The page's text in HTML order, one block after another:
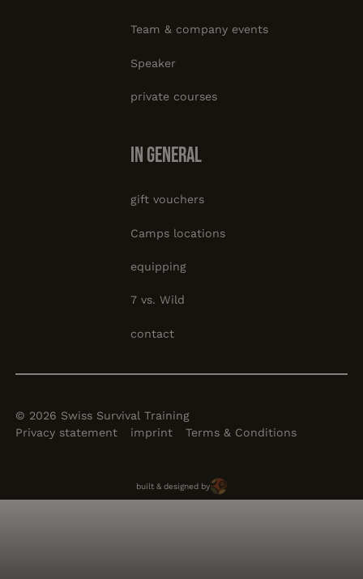
Team & company events
Speaker
private courses
In general
gift vouchers
Camps locations
equipping
7 vs. Wild
contact
© 2026 Swiss Survival Training
Privacy statement
imprint Terms & Conditions
built & designed by